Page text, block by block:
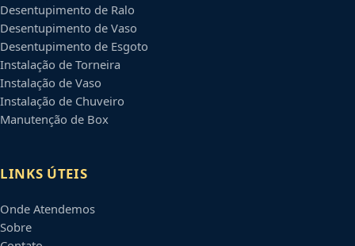
Desentupimento de Ralo
Desentupimento de Vaso
Desentupimento de Esgoto
Instalação de Torneira
Instalação de Vaso
Instalação de Chuveiro
Manutenção de Box
LINKS ÚTEIS
Onde Atendemos
Sobre